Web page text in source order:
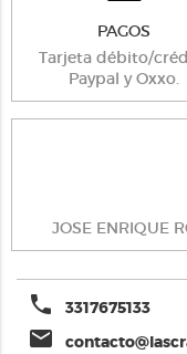
PAGOS
Tarjeta débito/
Paypal y Oxxo.
JOSE ENRIQUE
phone 3317675133
email